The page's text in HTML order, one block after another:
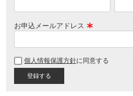
お申込メールアドレス
須
個人情報保護方針に同意する
8.9inch
9.0inch以上
シェイプデッキ
9.0inch以上
110mm
30cm